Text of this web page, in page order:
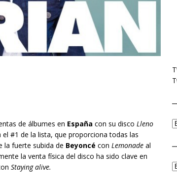
de álbumes en España con su disco Lleno
#1 de la lista, que proporciona todas las
la fuerte subida de Beyoncé con Lemonadeal
la venta física del disco ha sido clave en
Staying alive.